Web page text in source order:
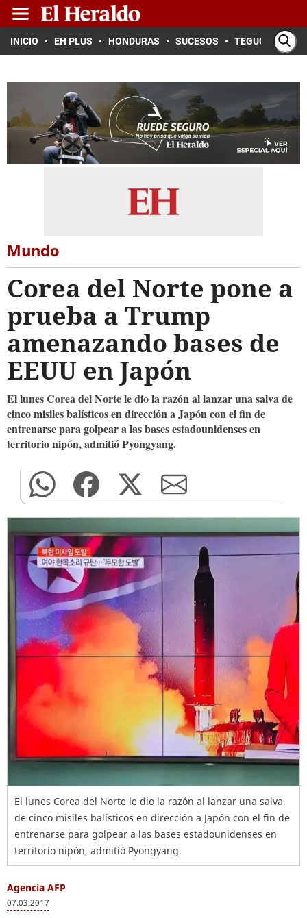
INICIO EH PLUS HONDURAS SUCESOS TEGUCIGALPA
Mundo
Corea del Norte pone a
prueba a Trump
amenazando bases de
EEUU en Japón
El lunes Corea del Norte le dio la razón al lanzar una salva de
cinco misiles balísticos en dirección a Japón con el fin de
entrenarse para golpear a las bases estadounidenses en
territorio nipón, admitió Pyongyang.
El lunes Corea del Norte le dio la razón al lanzar una salva
de cinco misiles balísticos en dirección a Japón con el fin de
entrenarse para golpear a las bases estadounidenses en
territorio nipón, admitió Pyongyang.
Agencia AFP
07.03.2017